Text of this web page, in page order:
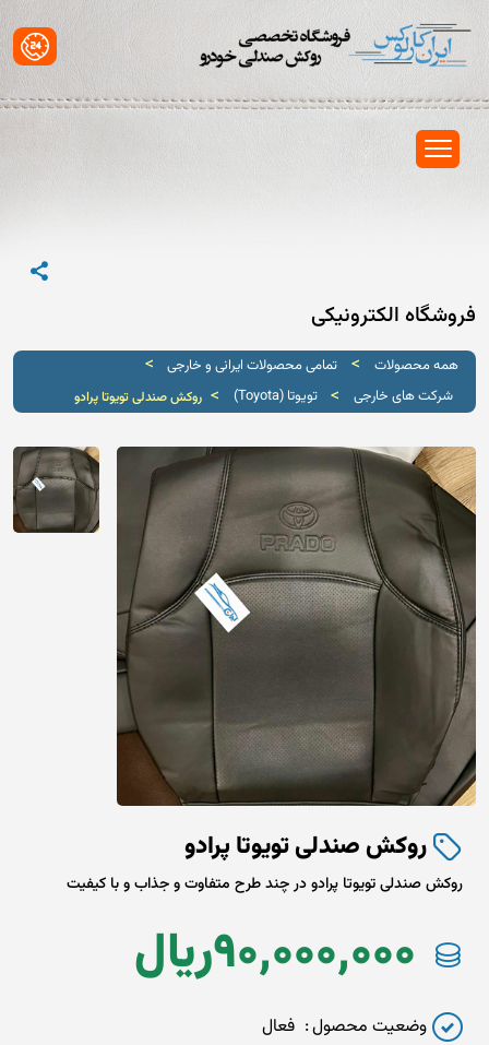
فروشگاه الکترونیکی
همه محصولات > تمامی محصولات ایرانی و خارجی >
شرکت های خارجی > تویوتا (Toyota) >روکش صندلی تویوتا پرادو
روکش صندلی تویوتا پرادو
روکش صندلی تویوتا پرادو در چند طرح متفاوت و جذاب و با کیفیت
ريال90,000,000
وضعیت محصول
فعال